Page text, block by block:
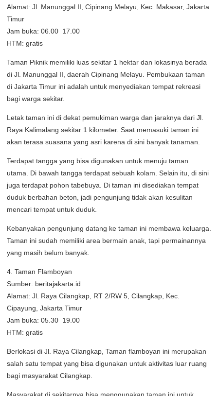
Alamat: Jl. Manunggal II, Cipinang Melayu, Kec. Makasar, Jakarta
Timur
Jam buka: 06.00  17.00
HTM: gratis
Taman Piknik memiliki luas sekitar 1 hektar dan lokasinya berada
di Jl. Manunggal II, daerah Cipinang Melayu. Pembukaan taman
di Jakarta Timur ini adalah untuk menyediakan tempat rekreasi
bagi warga sekitar.
Letak taman ini di dekat pemukiman warga dan jaraknya dari Jl.
Raya Kalimalang sekitar 1 kilometer. Saat memasuki taman ini
akan terasa suasana yang asri karena di sini banyak tanaman.
Terdapat tangga yang bisa digunakan untuk menuju taman
utama. Di bawah tangga terdapat sebuah kolam. Selain itu, di sini
juga terdapat pohon tabebuya. Di taman ini disediakan tempat
duduk berbahan beton, jadi pengunjung tidak akan kesulitan
mencari tempat untuk duduk.
Kebanyakan pengunjung datang ke taman ini membawa keluarga.
Taman ini sudah memiliki area bermain anak, tapi permainannya
yang masih belum banyak.
4. Taman Flamboyan
Sumber: beritajakarta.id
Alamat: Jl. Raya Cilangkap, RT 2/RW 5, Cilangkap, Kec.
Cipayung, Jakarta Timur
Jam buka: 05.30  19.00
HTM: gratis
Berlokasi di Jl. Raya Cilangkap, Taman flamboyan ini merupakan
salah satu tempat yang bisa digunakan untuk aktivitas luar ruang
bagi masyarakat Cilangkap.